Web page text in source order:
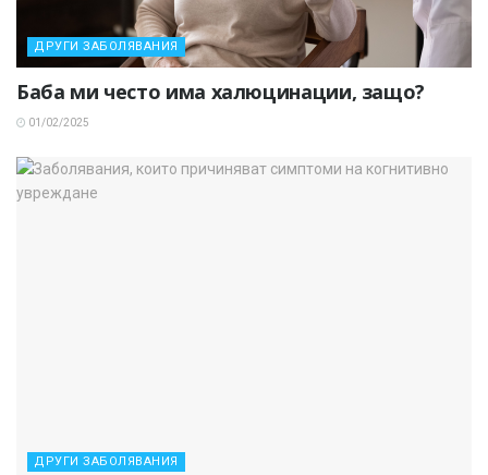
ДРУГИ ЗАБОЛЯВАНИЯ
Баба ми често има халюцинации, защо?
01/02/2025
ДРУГИ ЗАБОЛЯВАНИЯ